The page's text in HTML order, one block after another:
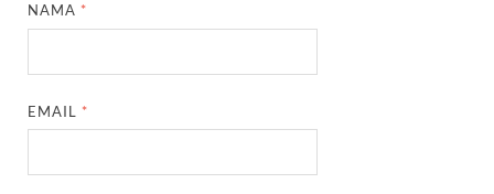
NAMA *
EMAIL *